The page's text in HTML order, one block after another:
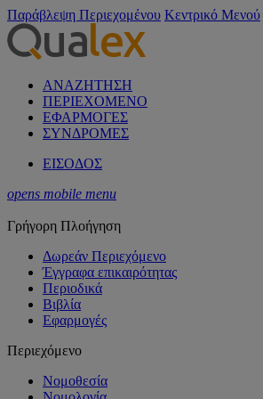
Παράβλεψη Περιεχομένου Κεντρικό Μενού
ΑΝΑΖΗΤΗΣΗ
ΠΕΡΙΕΧΟΜΕΝΟ
ΕΦΑΡΜΟΓΕΣ
ΣΥΝΔΡΟΜΕΣ
ΕΙΣΟΔΟΣ
opens mobile menu
Γρήγορη Πλοήγηση
Δωρεάν Περιεχόμενο
Έγγραφα επικαιρότητας
Περιοδικά
Βιβλία
Εφαρμογές
Περιεχόμενο
Νομοθεσία